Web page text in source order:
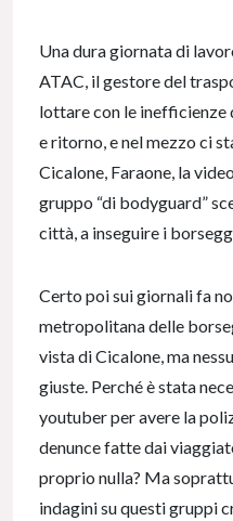
Una dura giornata di
ATAC, il gestore del
lottare con le inefficienze
e ritorno, e nel mezzo ci
Cicalone, Faraone, la
gruppo “di bodyguard”
città, a inseguire i
Certo poi sui giornali fa
metropolitana delle
vista di Cicalone, ma
giuste. Perché è stata
youtuber per avere la
denunce fatte dai
proprio nulla? Ma
indagini su questi gruppi